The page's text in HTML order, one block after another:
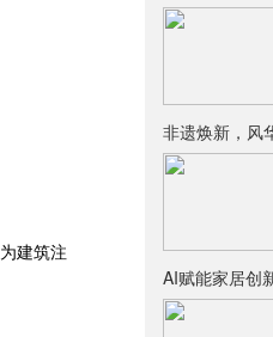
建筑注
俏
非遗焕新，风
浙
AI赋能家居创
抱」